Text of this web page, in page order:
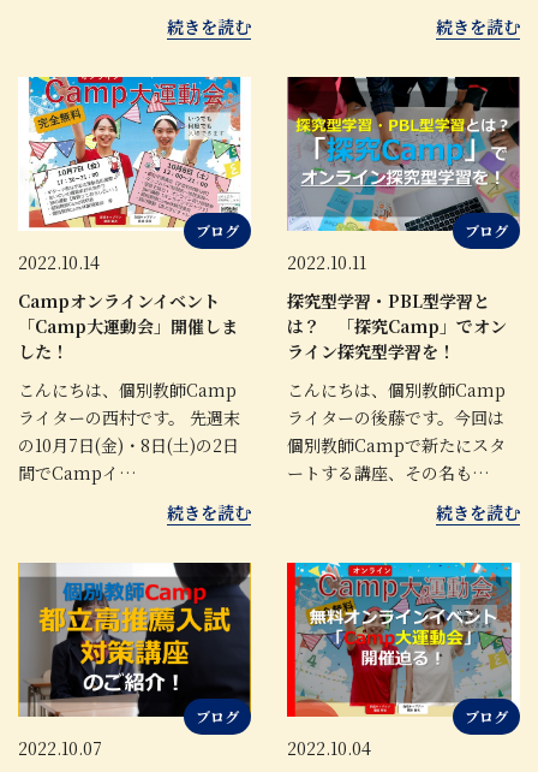
続きを読む
続きを読む
ブログ
2022.10.14
Campオンラインイベント
「Camp大運動会」開催しま
した！
こんにちは、個別教師Camp
ライターの西村です。 先週末
の10月7日(金)・8日(土)の2日
間でCampイ…
続きを読む
ブログ
2022.10.11
探究型学習・PBL型学習と
は？ 「探究Camp」でオン
ライン探究型学習を！
こんにちは、個別教師Camp
ライターの後藤です。今回は
個別教師Campで新たにスタ
ートする講座、その名も…
続きを読む
ブログ
2022.10.07
ブログ
2022.10.04